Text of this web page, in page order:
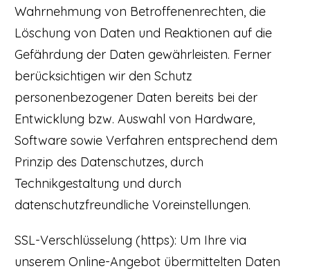
Wahrnehmung von Betroffenenrechten, die
Löschung von Daten und Reaktionen auf die
Gefährdung der Daten gewährleisten. Ferner
berücksichtigen wir den Schutz
personenbezogener Daten bereits bei der
Entwicklung bzw. Auswahl von Hardware,
Software sowie Verfahren entsprechend dem
Prinzip des Datenschutzes, durch
Technikgestaltung und durch
datenschutzfreundliche Voreinstellungen.
SSL-Verschlüsselung (https): Um Ihre via
unserem Online-Angebot übermittelten Daten